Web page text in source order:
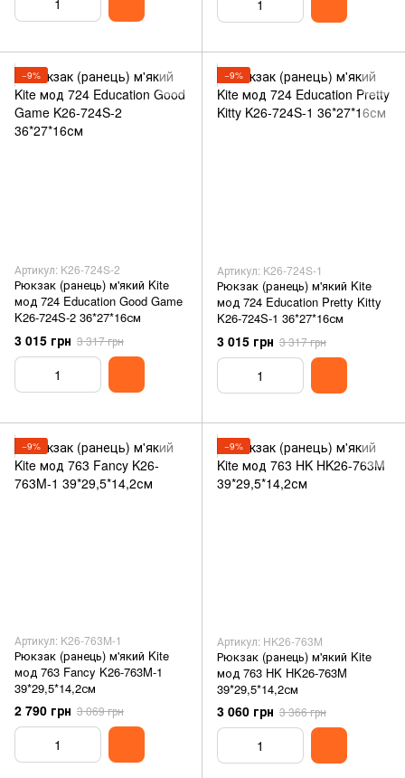
−9%
Артикул: K26-724S-2
Рюкзак (ранець) м'який Kite
мод 724 Education Good Game
K26-724S-2 36*27*16см
3 015 грн 3 317 грн
−9%
Артикул: K26-724S-1
Рюкзак (ранець) м'який Kite
мод 724 Education Pretty Kitty
K26-724S-1 36*27*16см
3 015 грн 3 317 грн
−9%
Артикул: K26-763M-1
Рюкзак (ранець) м'який Kite
мод 763 Fancy K26-763M-1
39*29,5*14,2см
2 790 грн 3 069 грн
−9%
Артикул: HK26-763M
Рюкзак (ранець) м'який Kite
мод 763 HK HK26-763M
39*29,5*14,2см
3 060 грн 3 366 грн